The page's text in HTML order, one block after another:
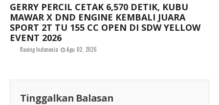
GERRY PERCIL CETAK 6,570 DETIK, KUBU
MAWAR X DND ENGINE KEMBALI JUARA
SPORT 2T TU 155 CC OPEN DI SDW YELLOW
EVENT 2026
Racing Indonesia Agu 02, 2026
Tinggalkan Balasan